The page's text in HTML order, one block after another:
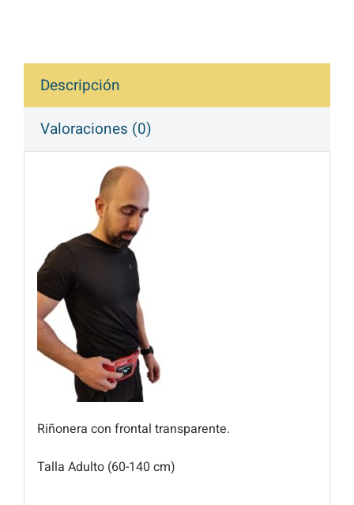
Descripción
Valoraciones (0)
Riñonera con frontal transparente.
Talla Adulto (60-140 cm)